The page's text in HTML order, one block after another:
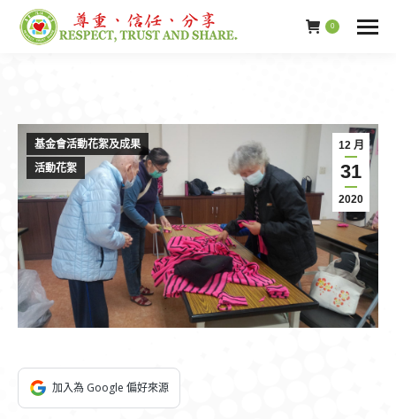
0
12 月
31
2020
基金會活動花絮及成果
活動花絮
加入為 Google 偏好來源